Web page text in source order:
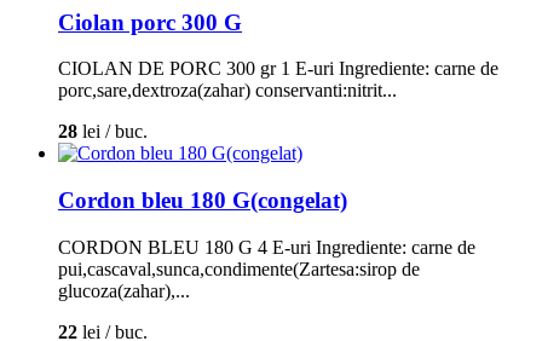
Ciolan porc 300 G
CIOLAN DE PORC 300 gr 1 E-uri Ingrediente: carne de
porc,sare,dextroza(zahar) conservanti:nitrit...
28 lei / buc.
Cordon bleu 180 G(congelat)
CORDON BLEU 180 G 4 E-uri Ingrediente: carne de
pui,cascaval,sunca,condimente(Zartesa:sirop de
glucoza(zahar),...
22 lei / buc.